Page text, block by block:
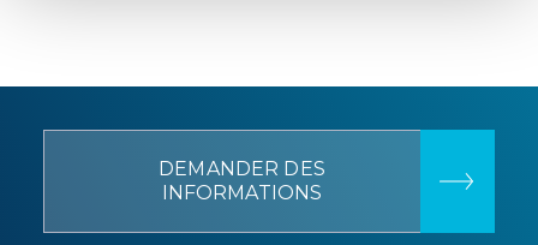
DEMANDER DES
INFORMATIONS